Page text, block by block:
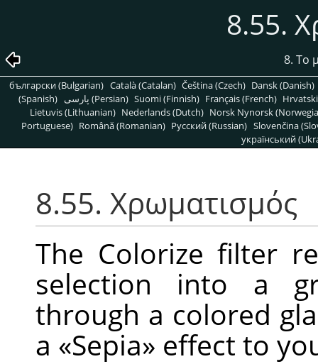
8.55.
8. Το
български (Bulgarian) Català (Catalan) Čeština (Czech) Dansk (Danish)
(Spanish)
پارسی (Persian) Suomi (Finnish) Français (French)
Lietuvis (Lithuanian) Nederlands (Dutch) Norsk Nynorsk
Portuguese) Română (Romanian) Pусский (Russian) Slovenčina
український
8.55. Χρωματισμός
The Colorize filter
selection into a
through a colored
a «Sepia» effect to